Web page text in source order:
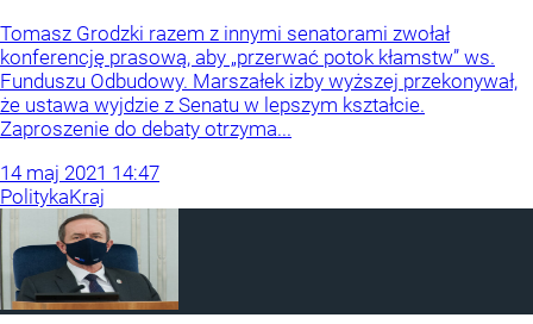
Tomasz Grodzki razem z innymi senatorami zwołał
konferencję prasową, aby „przerwać potok kłamstw” ws.
Funduszu Odbudowy. Marszałek izby wyższej przekonywał,
że ustawa wyjdzie z Senatu w lepszym kształcie.
Zaproszenie do debaty otrzyma...
14 maj 2021 14:47
PolitykaKraj